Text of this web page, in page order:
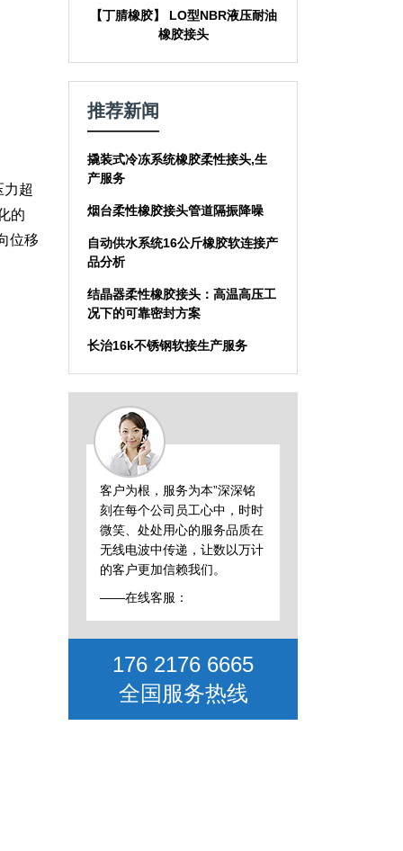
超
的
位移
【丁腈橡胶】 LO型NBR液压耐油
橡胶接头
推荐新闻
撬装式冷冻系统橡胶柔性接头,生
产服务
烟台柔性橡胶接头管道隔振降噪
自动供水系统16公斤橡胶软连接产
品分析
结晶器柔性橡胶接头：高温高压工
况下的可靠密封方案
长治16k不锈钢软接生产服务
客户为根，服务为本”深深铭
刻在每个公司员工心中，时时
微笑、处处用心的服务品质在
无线电波中传递，让数以万计
的客户更加信赖我们。
——在线客服：
176 2176 6665
全国服务热线